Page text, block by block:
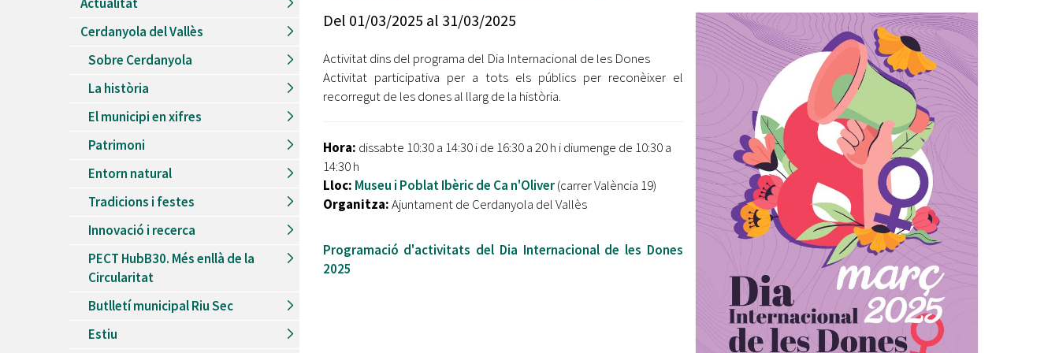
Recursos Humans
Ètica i Integritat
Retiment de Comptes
Accés a Informació Pública
Dades Obertes
Catàleg de Serveis i Tràmits
Del26/06/2026al30/08/2026
Patis oberts temporada d'estiu
Piscines d'estiu a Cerdanyola
Del01/06/2026al30/09/2026
Refugis climàtics a Cerdanyola
Jocs d'aigua del Parc Cordelles
Del01/07/2024al31/08/2026
Decorem! Conte 'La truita de nabius'
jove 2026
Cerdanyola opta a més de 5 milions d'euros del Pla de
Barris per transformar les Fontetes, Quatre Cantons i
l'entorn de l'avinguda Catalunya
tret de sortida al festival
L’Ajuntament reparteix ulleres gratuïtes per veure
l'eclipsi solar
Entitats
Equipaments
Mercats Municipals
Webs Municipals
Cerdanyola del Vallès
Sobre Cerdanyola
La història
El municipi en xifres
Patrimoni
Entorn natural
Tradicions i festes
Innovació i recerca
PECT HubB30. Més enllà de la
Circularitat
Butlletí municipal Riu Sec
Estiu
Del 01/03/2025 al 31/03/2025
Activitat dins del programa del Dia Internacional de les Dones
Activitat participativa per a tots els públics per reconèixer el
recorregut de les dones al llarg de la història.
Hora: dissabte 10:30 a 14:30 i de 16:30 a 20 h i diumenge de 10:30 a
14:30 h
Lloc: Museu i Poblat Ibèric de Ca n'Oliver(carrer València 19)
Organitza:Ajuntament de Cerdanyola del Vallès
Programació d'activitats del Dia Internacional de les Dones
2025